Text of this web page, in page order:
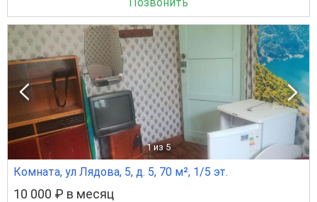
1 из 5
Комната, ул Лядова, 5, д. 5, 70 м², 1/5 эт.
10 000 ₽ в месяц